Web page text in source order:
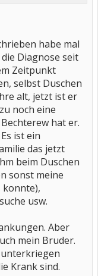
habe mal
Diagnose seit
Zeitpunkt
selbst Duschen
alt, jetzt ist er
noch eine
hat er.
ist ein
das jetzt
beim Duschen
sonst meine
konnte),
usw.
Aber
mein Bruder.
Krank sind.